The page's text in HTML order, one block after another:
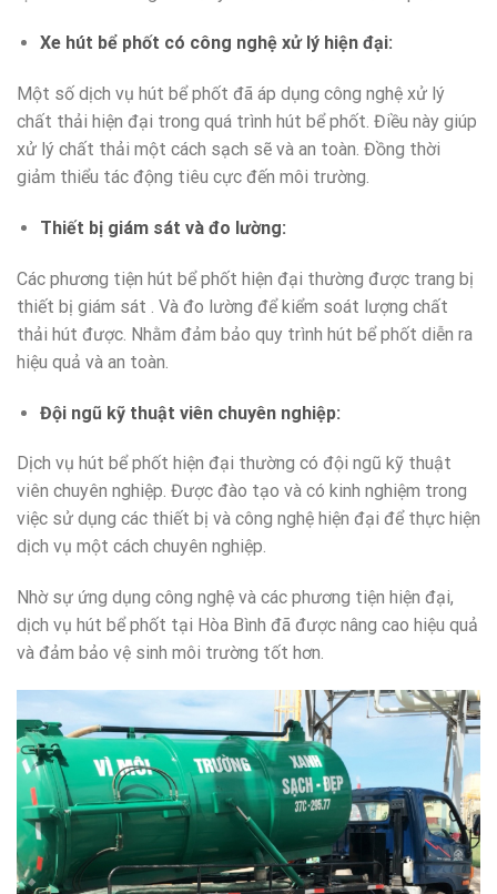
Xe hút bể phốt có công nghệ xử lý hiện đại:
Một số dịch vụ hút bể phốt đã áp dụng công nghệ xử lý
chất thải hiện đại trong quá trình hút bể phốt. Điều này giúp
xử lý chất thải một cách sạch sẽ và an toàn. Đồng thời
giảm thiểu tác động tiêu cực đến môi trường.
Thiết bị giám sát và đo lường:
Các phương tiện hút bể phốt hiện đại thường được trang bị
thiết bị giám sát . Và đo lường để kiểm soát lượng chất
thải hút được. Nhằm đảm bảo quy trình hút bể phốt diễn ra
hiệu quả và an toàn.
Đội ngũ kỹ thuật viên chuyên nghiệp:
Dịch vụ hút bể phốt hiện đại thường có đội ngũ kỹ thuật
viên chuyên nghiệp. Được đào tạo và có kinh nghiệm trong
việc sử dụng các thiết bị và công nghệ hiện đại để thực hiện
dịch vụ một cách chuyên nghiệp.
Nhờ sự ứng dụng công nghệ và các phương tiện hiện đại,
dịch vụ hút bể phốt tại Hòa Bình đã được nâng cao hiệu quả
và đảm bảo vệ sinh môi trường tốt hơn.